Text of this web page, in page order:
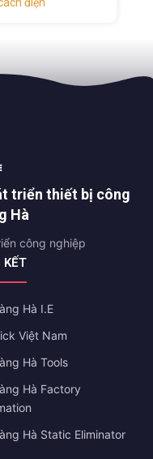
triển thiết bị công
Hà
công nghiệp
KẾT
Hà I.E
Việt Nam
Hà Tools
Hà Factory
Hà Static Eliminator